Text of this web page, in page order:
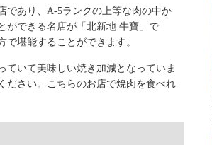
であり、A-5ランクの上等な肉の中か
ができる名店が「北新地 牛寶」で
堪能することができます。
ていて美味しい焼き加減となっていま
ださい。こちらのお店で焼肉を食べれ